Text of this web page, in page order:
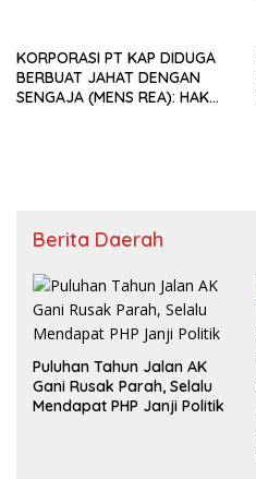
KORPORASI PT KAP DIDUGA
BERBUAT JAHAT DENGAN
SENGAJA (MENS REA): HAK
Berita Daerah
Puluhan Tahun Jalan AK
Gani Rusak Parah, Selalu
Mendapat PHP Janji Politik